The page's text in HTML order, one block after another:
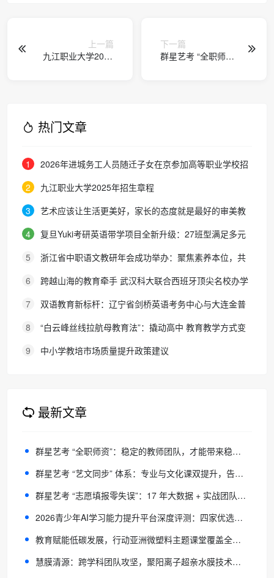
上一篇
​九江职业大学2026
下一篇
群星艺考 “全职师
热门文章
1
2026年进城务工人员随迁子女在京参加高等职业学校招
生考试报名通知
2
九江职业大学2025年招生章程
3
艺术应该让生活更美好，家长的态度就是最好的审美教
育！
4
复旦Yuki考研英语带学项目全新升级：27班型满足多元
需求，协议保障助力考研梦想
5
浙江省中职语文教研年会成功举办：聚焦素养本位，共
探职教语文教学新路径
6
跨越山海的教育牵手 武汉科大联合西班牙顶尖名校办学
院，首届新生入学
7
双语教育新标杆：辽宁省剑桥英语考务中心与大连金普
新区华美双语学校签约剑桥英语体系教学示范学校
8
“白云峰丝线拉航母教育法”：撬动高中 教育教学方式变
化的必要途径
9 中小学教培市场质量提升政策建议
最新文章
群星艺考 “全职师资”：稳定的教师团队，才能带来稳定的成绩
群星艺考 “艺文同步” 体系：专业与文化课双提升，告别偏科风险
群星艺考 “志愿填报零失误”：17 年大数据 + 实战团队，守住最后一公里
2026青少年AI学习能力提升平台深度评测：四家优选品牌谁更适合你家孩子？
教育赋能低碳发展，行动亚洲微塑料主题课堂覆盖全国3万青少年
慧膜清源：跨学科团队攻坚，聚阳离子超亲水膜技术破解石油废水处理行业痛点